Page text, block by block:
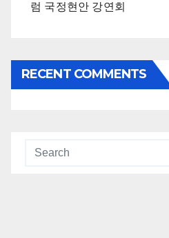
럼 국정현안 강연회
RECENT COMMENTS